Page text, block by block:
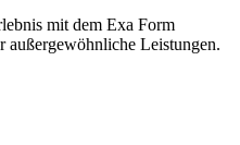
mit dem Exa Form
Leistungen.